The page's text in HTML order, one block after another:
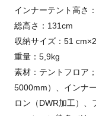
インナーテント高さ
総高さ：131cm
収納サイズ：51
重量：5,9kg
素材：テントフロア
5000mm）、インナ
ロン（DWR加工）、